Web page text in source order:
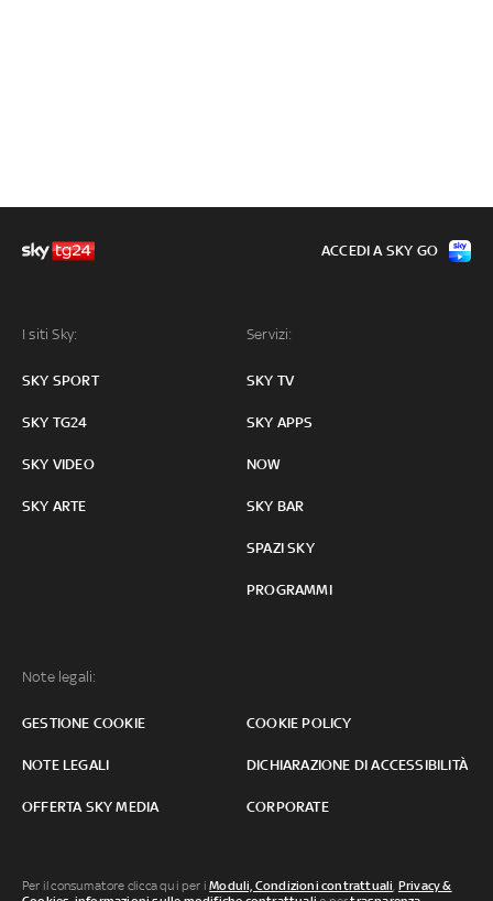
I siti Sky:
SKY SPORT
SKY TG24
SKY VIDEO
SKY ARTE
Servizi:
SKY TV
SKY APPS
NOW
SKY BAR
SPAZI SKY
PROGRAMMI
Note legali:
GESTIONE COOKIE COOKIE POLICY
NOTE LEGALI DICHIARAZIONE DI ACCESSIBILITÀ
OFFERTA SKY MEDIA CORPORATE
ACCEDI A SKY GO
Per il consumatore clicca qui per iModuli, Condizioni contrattuali Privacy &